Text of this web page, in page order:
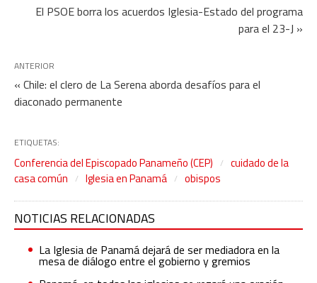
El PSOE borra los acuerdos Iglesia-Estado del programa
para el 23-J »
ANTERIOR
« Chile: el clero de La Serena aborda desafíos para el
diaconado permanente
ETIQUETAS:
Conferencia del Episcopado Panameño (CEP)
cuidado de la
casa común
Iglesia en Panamá obispos
NOTICIAS RELACIONADAS
La Iglesia de Panamá dejará de ser mediadora en la
mesa de diálogo entre el gobierno y gremios